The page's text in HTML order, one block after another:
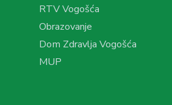
RTV Vogošća
Obrazovanje
Dom Zdravlja Vogošća
MUP